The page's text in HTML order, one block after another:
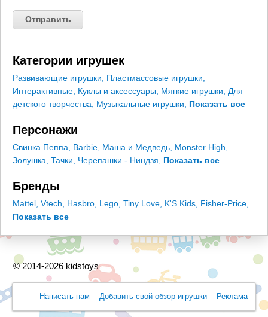
Категории игрушек
Развивающие игрушки, Пластмассовые игрушки,
Интерактивные, Куклы и аксессуары, Мягкие игрушки, Для
детского творчества, Музыкальные игрушки, Показать все
Персонажи
Свинка Пеппа, Barbie, Маша и Медведь, Monster High,
Золушка, Тачки, Черепашки - Ниндзя, Показать все
Бренды
Mattel, Vtech, Hasbro, Lego, Tiny Love, K'S Kids, Fisher-Price,
Показать все
© 2014-2026 kidstoys
Написать нам Добавить свой обзор игрушки Реклама